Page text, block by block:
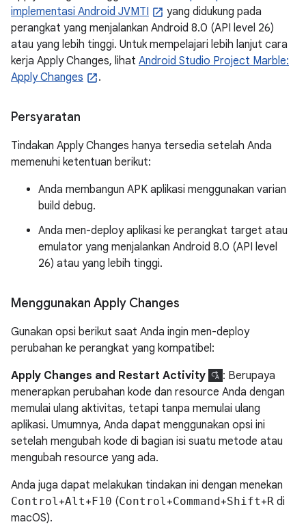
implementasi Android JVMTI
yang didukung pada
perangkat yang menjalankan Android 8.0 (API level 26)
atau yang lebih tinggi. Untuk mempelajari lebih lanjut cara
kerja Apply Changes, lihat Android Studio Project Marble:
Apply Changes
.
Persyaratan
Tindakan Apply Changes hanya tersedia setelah Anda
memenuhi ketentuan berikut:
Anda membangun APK aplikasi menggunakan varian
build debug.
Anda men-deploy aplikasi ke perangkat target atau
emulator yang menjalankan Android 8.0 (API level
26) atau yang lebih tinggi.
Menggunakan Apply Changes
Gunakan opsi berikut saat Anda ingin men-deploy
perubahan ke perangkat yang kompatibel:
Apply Changes and Restart Activity
: Berupaya
menerapkan perubahan kode dan resource Anda dengan
memulai ulang aktivitas, tetapi tanpa memulai ulang
aplikasi. Umumnya, Anda dapat menggunakan opsi ini
setelah mengubah kode di bagian isi suatu metode atau
mengubah resource yang ada.
Anda juga dapat melakukan tindakan ini dengan menekan
Control +Alt+F10 (Control +Command+Shift+R di
macOS).